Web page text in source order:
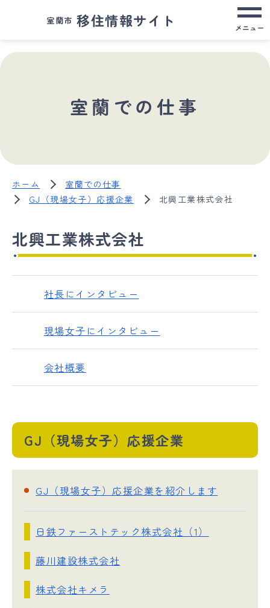
室蘭市 移住情報サイト メニュー
室蘭での仕事
ホーム
室蘭での仕事
GJ（現場女子）応援企業
北興工業株式会社
北興工業株式会社
社長にインタビュー
現場女子にインタビュー
会社概要
GJ（現場女子）応援企業
GJ（現場女子）応援企業を紹介します
日鉄ファーストテック株式会社（1）
藤川建設株式会社
株式会社キメラ